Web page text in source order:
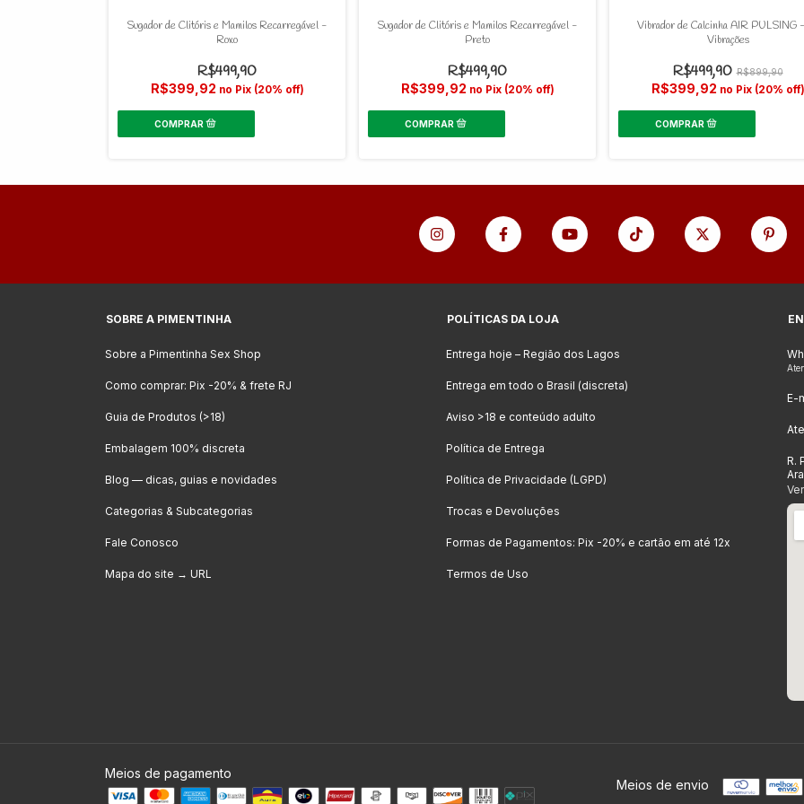
Sugador de Clitóris e Mamilos Recarregável -
Roxo
R$499,90
R$399,92 no Pix (20% off)
Sugador de Clitóris e Mamilos Recarregável -
Preto
R$499,90
R$399,92 no Pix (20% off)
Vibrador de Calcinha AIR PULSING
Vibrações
R$499,90 R$899,90
R$399,92 no Pix (20% off)
SOBRE A PIMENTINHA
Sobre a Pimentinha Sex Shop
Como comprar: Pix -20% & frete RJ
Guia de Produtos (>18)
Embalagem 100% discreta
Blog — dicas, guias e novidades
Categorias & Subcategorias
Fale Conosco
Mapa do site → URL
POLÍTICAS DA LOJA
Entrega hoje – Região dos Lagos
Entrega em todo o Brasil (discreta)
Aviso >18 e conteúdo adulto
Política de Entrega
Política de Privacidade (LGPD)
Trocas e Devoluções
Formas de Pagamentos: Pix -20% e cartão em até 12x
Termos de Uso
E-
R.
Meios de pagamento
Meios de envio